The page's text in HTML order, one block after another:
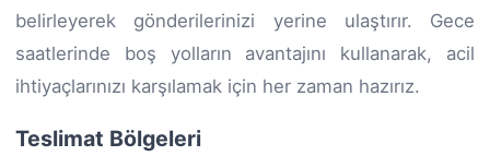
belirleyerek gönderilerinizi yerine ulaştırır. Gece
saatlerinde boş yolların avantajını kullanarak, acil
ihtiyaçlarınızı karşılamak için her zaman hazırız.
Teslimat Bölgeleri